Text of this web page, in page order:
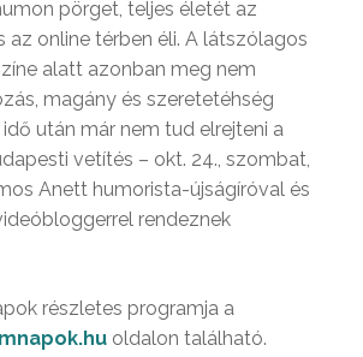
pörget, teljes életét az
az online térben éli. A látszólagos
alatt azonban meg nem
magány és szeretetéhség
után már nem tud elrejteni a
vetítés – okt. 24., szombat,
Anett humorista-újságíróval és
rendeznek
részletes programja a
oldalon található.